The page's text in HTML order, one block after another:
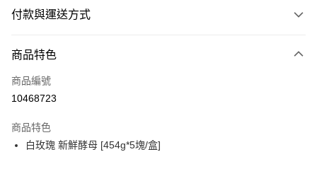
付款與運送方式
信用卡一次付款
LINE Pay
街口支付
商品特色
商品編號
10468723
商品特色
白玫瑰 新鮮酵母 [454g*5塊/盒]